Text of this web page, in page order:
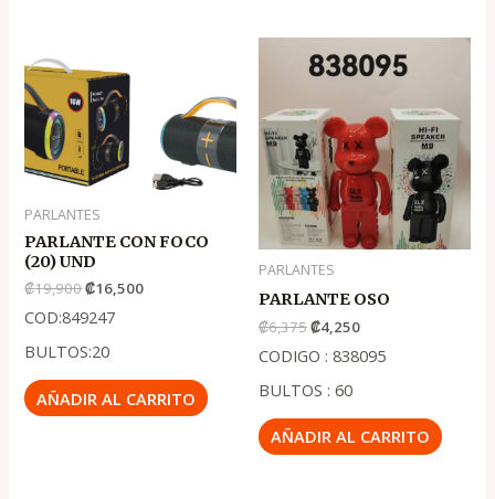
PARLANTES
PARLANTE CON FOCO
(20) UND
₡19,900
original
era:
₡19,900
₡16,500
₡16,500
COD:849247
BULTOS:20
AÑADIR AL CARRITO
PARLANTES
PARLANTE OSO
₡6,375
precio
original
.
₡6,375
₡4,250
precio
actual
.
₡4,250
CODIGO : 838095
BULTOS : 60
AÑADIR AL CARRITO